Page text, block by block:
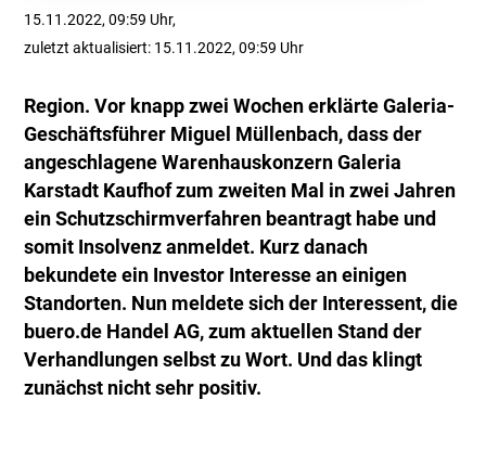
15.11.2022, 09:59 Uhr,
zuletzt aktualisiert: 15.11.2022, 09:59 Uhr
Region. Vor knapp zwei Wochen erklärte Galeria-
Geschäftsführer Miguel Müllenbach, dass der
angeschlagene Warenhauskonzern Galeria
Karstadt Kaufhof zum zweiten Mal in zwei Jahren
ein Schutzschirmverfahren beantragt habe und
somit Insolvenz anmeldet. Kurz danach
bekundete ein Investor Interesse an einigen
Standorten. Nun meldete sich der Interessent, die
buero.de Handel AG, zum aktuellen Stand der
Verhandlungen selbst zu Wort. Und das klingt
zunächst nicht sehr positiv.